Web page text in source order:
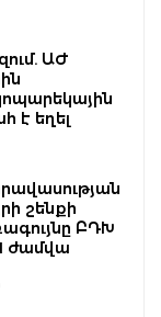
ԱԺ
է եղել
շենքի
ԲԴԽ
ժամվա